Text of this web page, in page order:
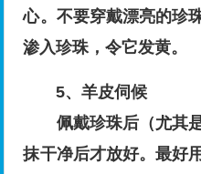
心。不要穿戴漂亮的珍
渗入珍珠，令它发黄。
5、羊皮伺候
佩戴珍珠后（尤其是
抹干净后才放好。最好